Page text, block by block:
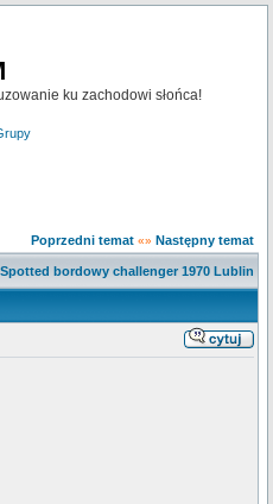
ku zachodowi słońca!
Poprzedni temat «» Następny temat
Spotted bordowy challenger 1970 Lublin